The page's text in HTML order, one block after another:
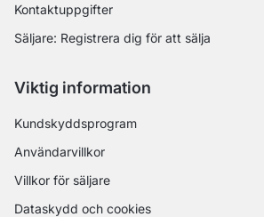
Kontaktuppgifter
Säljare: Registrera dig för att sälja
Viktig information
Kundskyddsprogram
Användarvillkor
Villkor för säljare
Dataskydd och cookies